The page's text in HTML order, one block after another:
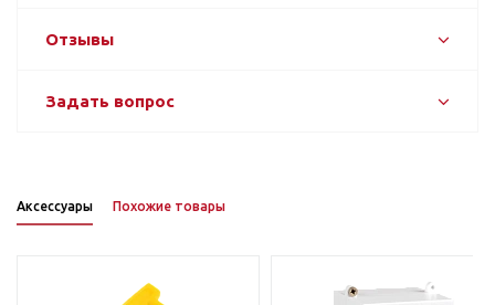
Отзывы
Задать вопрос
Аксессуары Похожие товары